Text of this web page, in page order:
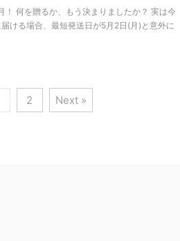
何を贈るか、もう決まりましたか？ 実は今
ける場合、最短発送日が5月2日(月)と意外に
2 Next »